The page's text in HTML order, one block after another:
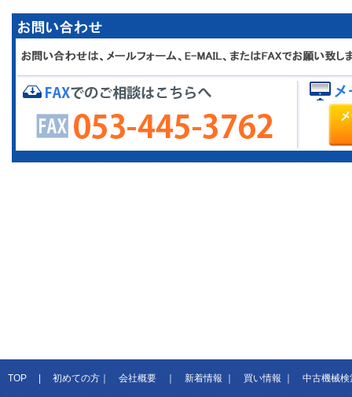
TOP|初めての方｜会社概要｜新着情報｜買い情報｜中古機械検